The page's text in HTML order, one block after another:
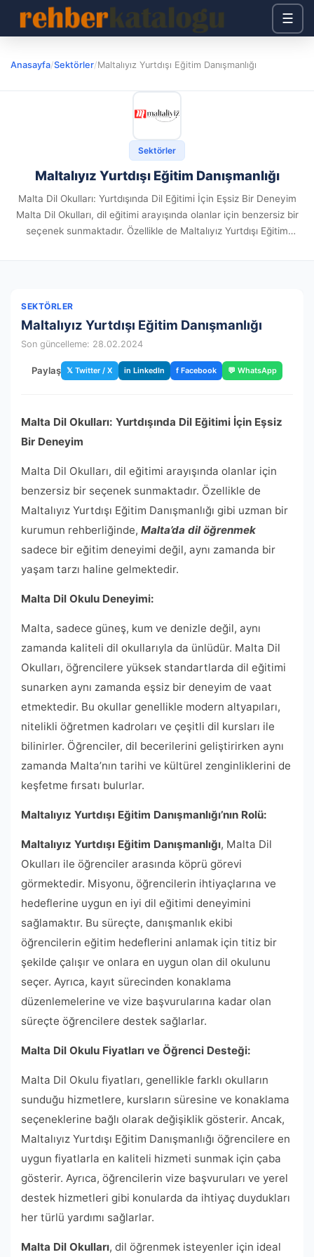
☰
Anasayfa/Sektörler/Maltalıyız Yurtdışı Eğitim Danışmanlığı
Sektörler
Maltalıyız Yurtdışı Eğitim Danışmanlığı
Malta Dil Okulları: Yurtdışında Dil Eğitimi İçin Eşsiz Bir Deneyim
Malta Dil Okulları, dil eğitimi arayışında olanlar için benzersiz bir
seçenek sunmaktadır. Özellikle de Maltalıyız Yurtdışı Eğitim
SEKTÖRLER
Maltalıyız Yurtdışı Eğitim Danışmanlığı
Son güncelleme: 28.02.2024
Paylaş 𝕏 Twitter / X in LinkedIn f Facebook 💬 WhatsApp
Malta Dil Okulları: Yurtdışında Dil Eğitimi İçin Eşsiz
Bir Deneyim
Malta Dil Okulları, dil eğitimi arayışında olanlar için
benzersiz bir seçenek sunmaktadır. Özellikle de
Maltalıyız Yurtdışı Eğitim Danışmanlığı gibi uzman bir
kurumun rehberliğinde, Malta’da dil öğrenmek
sadece bir eğitim deneyimi değil, aynı zamanda bir
yaşam tarzı haline gelmektedir.
Malta Dil Okulu Deneyimi:
Malta, sadece güneş, kum ve denizle değil, aynı
zamanda kaliteli dil okullarıyla da ünlüdür. Malta Dil
Okulları, öğrencilere yüksek standartlarda dil eğitimi
sunarken aynı zamanda eşsiz bir deneyim de vaat
etmektedir. Bu okullar genellikle modern altyapıları,
nitelikli öğretmen kadroları ve çeşitli dil kursları ile
bilinirler. Öğrenciler, dil becerilerini geliştirirken aynı
zamanda Malta’nın tarihi ve kültürel zenginliklerini de
keşfetme fırsatı bulurlar.
Maltalıyız Yurtdışı Eğitim Danışmanlığı’nın Rolü:
Maltalıyız Yurtdışı Eğitim Danışmanlığı, Malta Dil
Okulları ile öğrenciler arasında köprü görevi
görmektedir. Misyonu, öğrencilerin ihtiyaçlarına ve
hedeflerine uygun en iyi dil eğitimi deneyimini
sağlamaktır. Bu süreçte, danışmanlık ekibi
öğrencilerin eğitim hedeflerini anlamak için titiz bir
şekilde çalışır ve onlara en uygun olan dil okulunu
seçer. Ayrıca, kayıt sürecinden konaklama
düzenlemelerine ve vize başvurularına kadar olan
süreçte öğrencilere destek sağlarlar.
Malta Dil Okulu Fiyatları ve Öğrenci Desteği:
Malta Dil Okulu fiyatları, genellikle farklı okulların
sunduğu hizmetlere, kursların süresine ve konaklama
seçeneklerine bağlı olarak değişiklik gösterir. Ancak,
Maltalıyız Yurtdışı Eğitim Danışmanlığı öğrencilere en
uygun fiyatlarla en kaliteli hizmeti sunmak için çaba
gösterir. Ayrıca, öğrencilerin vize başvuruları ve yerel
destek hizmetleri gibi konularda da ihtiyaç duydukları
her türlü yardımı sağlarlar.
Malta Dil Okulları, dil öğrenmek isteyenler için ideal